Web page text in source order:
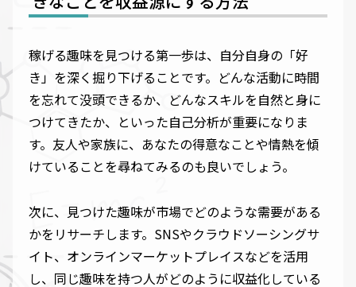
稼げる趣味を見つける第一歩は、自分自身の「好
き」を深く掘り下げることです。どんな活動に時間
を忘れて没頭できるか、どんなスキルを自然と身に
つけてきたか、といった自己分析が重要になりま
す。友人や家族に、あなたの得意なことや情熱を傾
けていることを尋ねてみるのも良いでしょう。
次に、見つけた趣味が市場でどのような需要がある
かをリサーチします。SNSやクラウドソーシングサ
イト、オンラインマーケットプレイスなどを活用
し、同じ趣味を持つ人がどのように収益化している